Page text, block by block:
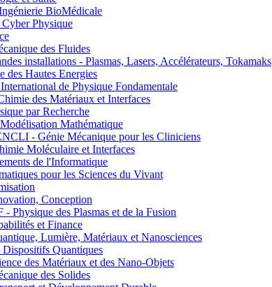
BioMédicale
Physique
des Fluides
installations - Plasmas, Lasers, Accélérateurs, Tokamaks
Hautes Energies
de Physique Fondamentale
des Matériaux et Interfaces
par Recherche
Mathématique
- Génie Mécanique pour les Cliniciens
Moléculaire et Interfaces
de l'Informatique
pour les Sciences du Vivant
Conception
des Plasmas et de la Fusion
et Finance
Lumière, Matériaux et Nanosciences
Quantiques
des Matériaux et des Nano-Objets
des Solides